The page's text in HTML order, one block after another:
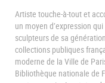
Artiste touche-à-tout et
un moyen d’expression
sculpteurs de sa
collections publiques
moderne de la Ville de
Bibliothèque nationale de